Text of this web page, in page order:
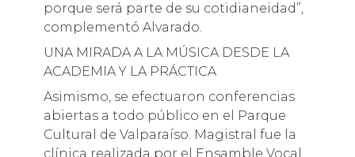
porque será parte de su cotidianeidad”,
complementó Alvarado.
UNA MIRADA A LA MÚSICA DESDE LA
ACADEMIA Y LA PRÁCTICA
Asimismo, se efectuaron conferencias
abiertas a todo público en el Parque
Cultural de Valparaíso. Magistral fue la
clínica realizada por el Ensamble Vocal